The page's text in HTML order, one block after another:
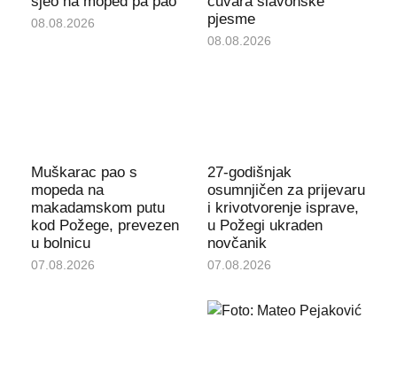
08.08.2026
pjesme
08.08.2026
Muškarac pao s
mopeda na
makadamskom putu
kod Požege, prevezen
u bolnicu
07.08.2026
27-godišnjak
osumnjičen za prijevaru
i krivotvorenje isprave,
u Požegi ukraden
novčanik
07.08.2026